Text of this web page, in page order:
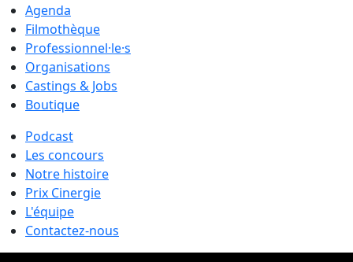
Agenda
Filmothèque
Professionnel·le·s
Organisations
Castings & Jobs
Boutique
Podcast
Les concours
Notre histoire
Prix Cinergie
L'équipe
Contactez-nous